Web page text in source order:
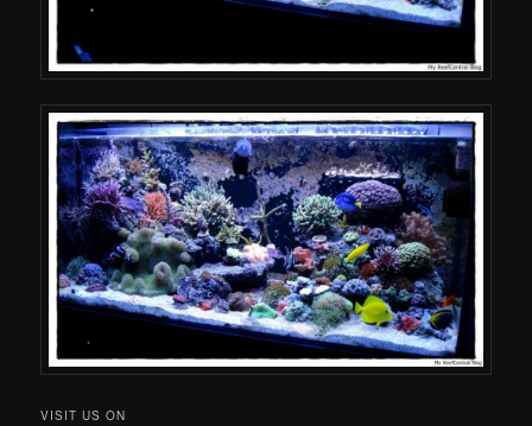
VISIT US ON